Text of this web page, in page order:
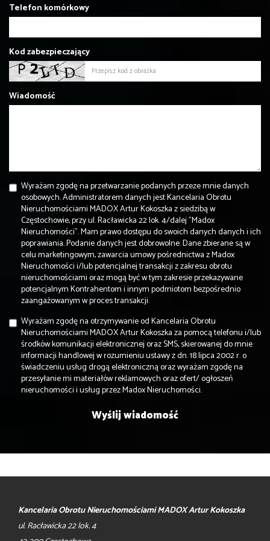
Telefon komórkowy
Kod zabezpieczający
Wiadomość
Wyrażam zgodę na przetwarzanie podanych przeze mnie danych
osobowych. Administratorem danych jest Kancelaria Obrotu
Nieruchomościami MADOX Artur Kokoszka z siedzibą w
Częstochowie, przy ul. Racławicka 22 lok. 4/dalej "Madox
Nieruchomości". Mam prawo dostępu do swoich danych danych i ich
poprawiania. Podanie danych jest dobrowolne. Dane zbierane są w
celu marketingowym, zawarcia umowy pośrednictwa z Madox
Nieruchomości i/lub potencjalnej transakcji z zakresu obrotu
nieruchomościami oraz mogą być w tym zakresie przekazywane
potencjalnym Kontrahentom i innym podmiotom bezpośrednio
zaangażowanym w proces transakcji.
Wyrażam zgodę na otrzymywanie od Kancelaria Obrotu
Nieruchomościami MADOX Artur Kokoszka za pomocą telefonu i/lub
środków komunikacji elektronicznej oraz SMS, skierowanej do mnie
informacji handlowej w rozumieniu ustawy z dn. 18 lipca 2002 r. o
świadczeniu usług drogą elektroniczną oraz wyrażam zgodę na
przesyłanie mi materiałów reklamowych oraz ofert/ ogłoszeń
nieruchomości i usług przez Madox Nieruchomości.
Kancelaria Obrotu Nieruchomościami MADOX Artur Kokoszka
ul. Racławicka 22 lok. 4